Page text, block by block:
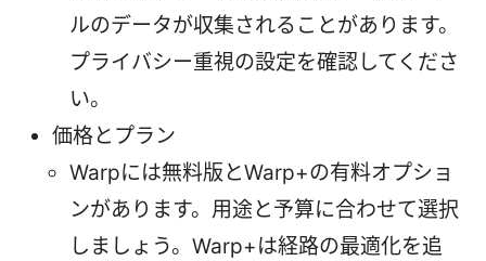
ルのデータが収集されることがあります。
プライバシー重視の設定を確認してくださ
い。
価格とプラン
Warpには無料版とWarp+の有料オプショ
ンがあります。用途と予算に合わせて選択
しましょう。Warp+は経路の最適化を追